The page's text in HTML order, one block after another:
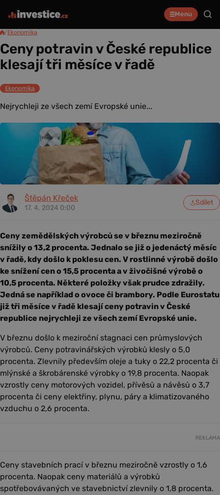
Menu
/Ekonomika
Ceny potravin v České republice
klesají tři měsíce v řadě
Ekonomika
Nejrychleji ze všech zemí Evropské unie...
Štěpán Křeček
17. 4. 2024 0:00
Sdílet
Ceny zemědělských výrobců se v březnu meziročně
snížily o 13,2 procenta. Jednalo se již o jedenáctý měsíc
v řadě, kdy došlo k poklesu cen. V rostlinné výrobě došlo
ke snížení cen o 15,5 procenta a v živočišné výrobě o
10,5 procenta. Některé položky však prudce zdražily.
Jedná se například o ovoce či brambory. Podle Eurostatu
již tři měsíce v řadě klesají ceny potravin v České
republice nejrychleji ze všech zemí Evropské unie.
V březnu došlo k meziroční stagnaci cen průmyslových
výrobců. Ceny potravinářských výrobků klesly o 5,0
procenta. Zlevnily především oleje a tuky o 22,2 procenta či
mlýnské a škrobárenské výrobky o 19,8 procenta. Naopak
vzrostly ceny motorových vozidel, přívěsů a návěsů o 3,7
procenta či ceny elektřiny, plynu, páry a klimatizovaného
vzduchu o 2,6 procenta.
REKLAMA
Ceny stavebních prací v březnu meziročně vzrostly o 1,6
procenta. Naopak ceny materiálů a výrobků
spotřebovávaných ve stavebnictví zlevnily o 1,8 procenta.